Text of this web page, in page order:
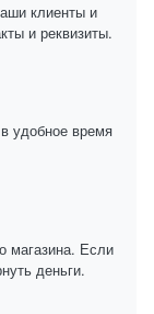
клиенты и
и реквизиты.
удобное время
магазина. Если
деньги.